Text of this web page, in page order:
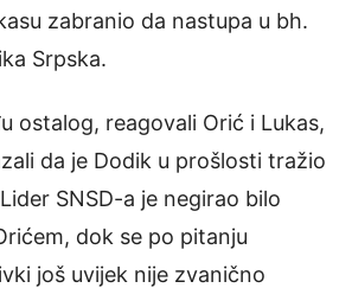
zabranio da nastupa u bh.
Srpska.
ostalog, reagovali Orić i Lukas,
da je Dodik u prošlosti tražio
SNSD-a je negirao bilo
dok se po pitanju
još uvijek nije zvanično